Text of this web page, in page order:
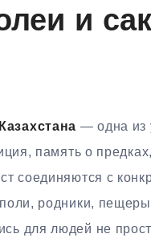
и
— одна из
память о
соединяются с
родники,
для людей не